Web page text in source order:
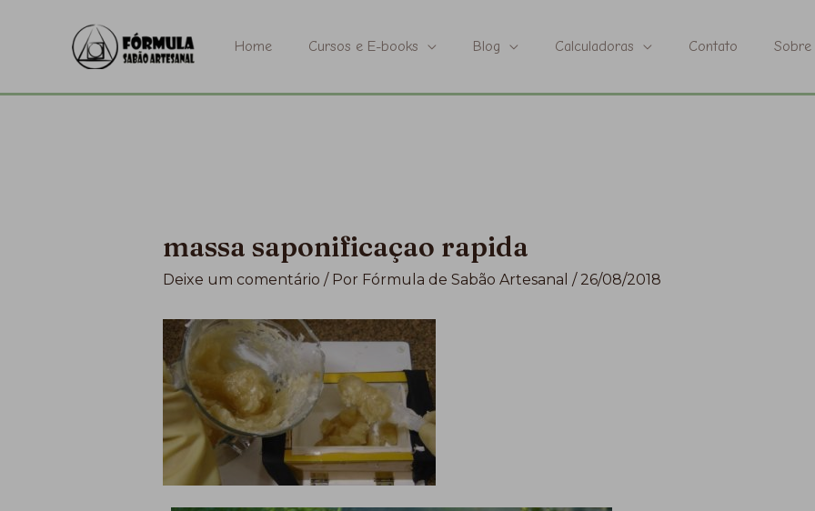
conteúdo
Home Cursos e E-books Blog Calculadoras Contato Sobre
massa saponificaçao rapida
Deixe um comentário / Por Fórmula de Sabão Artesanal / 26/08/2018